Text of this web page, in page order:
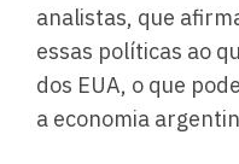
analistas, que
essas políticas ao
dos EUA, o que
a economia